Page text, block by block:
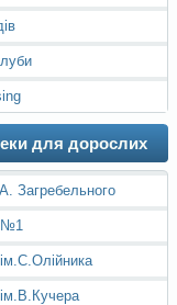
для дорослих
Загребельного
№1
ім.С.Олійника
ім.В.Кучера